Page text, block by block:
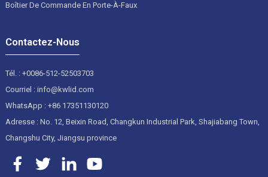
Boîtier De Commande En Porte-À-Faux
Contactez-Nous
Tél. : +0086-512-52503703
Courriel : info@kwlid.com
WhatsApp : +86 17351130120
Adresse : No. 12, Beixin Road, Changkun Industrial Park, Shajiabang Town,
Changshu City, Jiangsu province